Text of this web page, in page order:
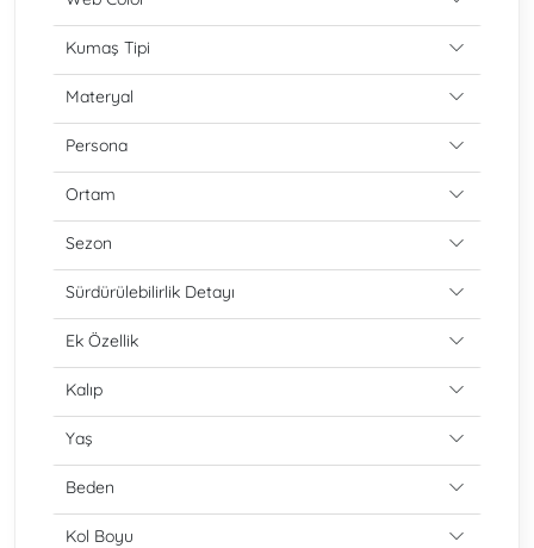
Kumaş Tipi
Materyal
Persona
Ortam
Sezon
Sürdürülebilirlik Detayı
Ek Özellik
Kalıp
Yaş
Beden
Kol Boyu